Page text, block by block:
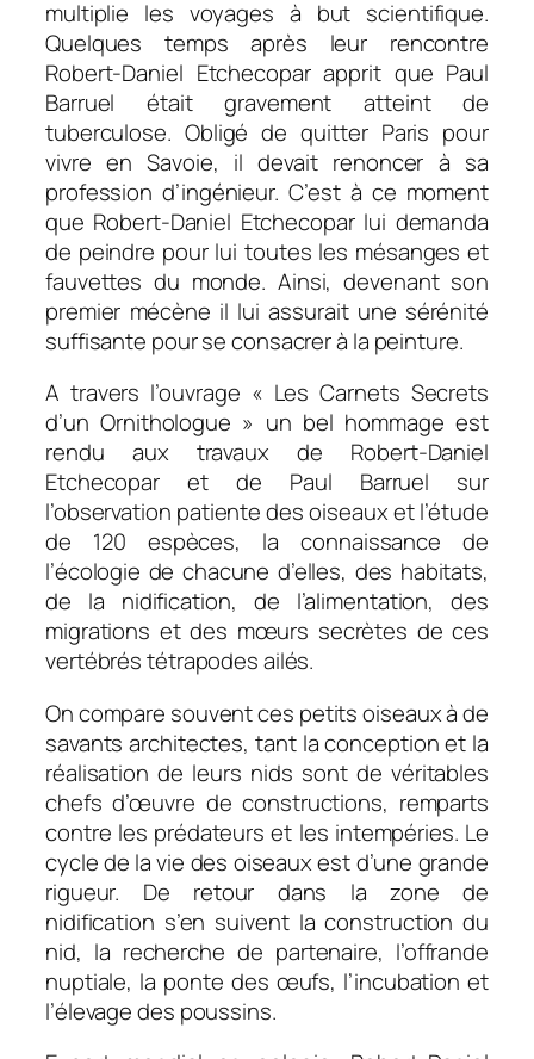
multiplie les voyages à but scientifique.
Quelques temps après leur rencontre
Robert-Daniel Etchecopar apprit que Paul
Barruel était gravement atteint de
tuberculose. Obligé de quitter Paris pour
vivre en Savoie, il devait renoncer à sa
profession d’ingénieur. C’est à ce moment
que Robert-Daniel Etchecopar lui demanda
de peindre pour lui toutes les mésanges et
fauvettes du monde. Ainsi, devenant son
premier mécène il lui assurait une sérénité
suffisante pour se consacrer à la peinture.
A travers l’ouvrage « Les Carnets Secrets
d’un Ornithologue » un bel hommage est
rendu aux travaux de Robert-Daniel
Etchecopar et de Paul Barruel sur
l’observation patiente des oiseaux et l’étude
de 120 espèces, la connaissance de
l’écologie de chacune d’elles, des habitats,
de la nidification, de l’alimentation, des
migrations et des mœurs secrètes de ces
vertébrés tétrapodes ailés.
On compare souvent ces petits oiseaux à de
savants architectes, tant la conception et la
réalisation de leurs nids sont de véritables
chefs d’œuvre de constructions, remparts
contre les prédateurs et les intempéries. Le
cycle de la vie des oiseaux est d’une grande
rigueur. De retour dans la zone de
nidification s’en suivent la construction du
nid, la recherche de partenaire, l’offrande
nuptiale, la ponte des œufs, l’incubation et
l’élevage des poussins.